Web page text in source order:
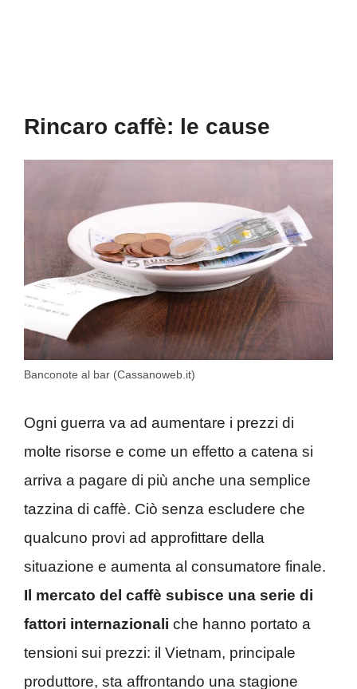
Rincaro caffè: le cause
Banconote al bar (Cassanoweb.it)
Ogni guerra va ad aumentare i prezzi di
molte risorse e come un effetto a catena si
arriva a pagare di più anche una semplice
tazzina di caffè. Ciò senza escludere che
qualcuno provi ad approfittare della
situazione e aumenta al consumatore finale.
Il mercato del caffè subisce una serie di
fattori internazionali che hanno portato a
tensioni sui prezzi: il Vietnam, principale
produttore, sta affrontando una stagione